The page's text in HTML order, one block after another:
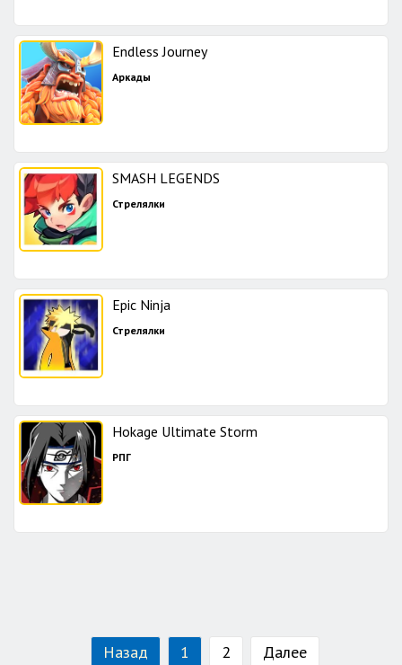
Endless Journey
Аркады
SMASH LEGENDS
Стрелялки
Epic Ninja
Стрелялки
Hokage Ultimate Storm
РПГ
Назад 1 2 Далее